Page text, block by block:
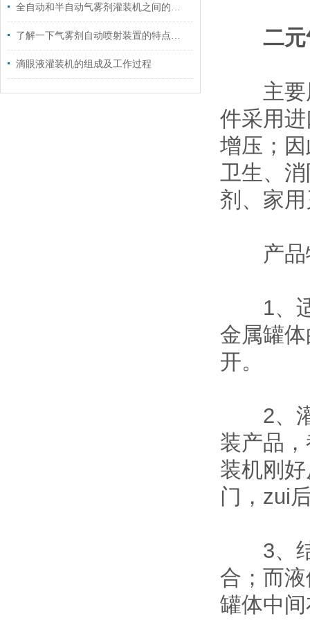
全自动和半自动气雾剂灌装机之间的区别你知道么
了解一下气雾剂自动喷射装置的特点有哪些吧
滴眼液灌装机的组成及工作过程
二
主要用
件采用
增压；
卫生、
剂、家
产品
1、适
金属罐
开。
2、灌
装产品
装机刚
门，zui
3、结
合；而
罐体中